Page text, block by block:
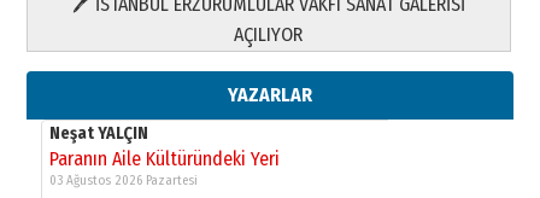
AÇILIYOR
YAZARLAR
Yusuf POLAT
Şampiyonluk Sebahattin Şirin’e
Neşat YALÇIN
Paranın Aile Kültüründeki Yeri